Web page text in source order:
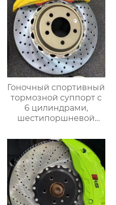
Гоночный спортивный
тормозной суппорт с
6 цилиндрами,
шестипоршневой
V6, изготовленный на
заказ, Большой
тормозной комплект